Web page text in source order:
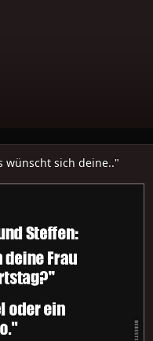
wünscht sich deine.."